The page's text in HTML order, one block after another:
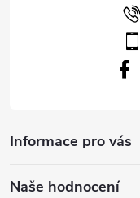
Informace pro vás
Naše hodnocení